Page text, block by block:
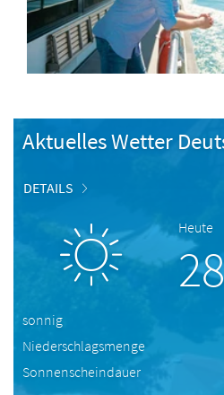
Aktuelles Wetter
DETAILS
Heute
sonnig
Niederschlagsmenge
Sonnenscheindauer